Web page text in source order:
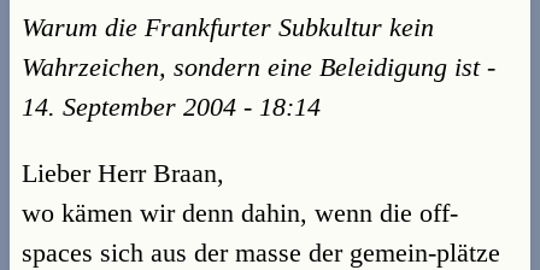
Warum die Frankfurter Subkultur kein
Wahrzeichen, sondern eine Beleidigung ist -
14. September 2004 - 18:14
Lieber Herr Braan,
wo kämen wir denn dahin, wenn die off-
spaces sich aus der masse der gemein-plätze